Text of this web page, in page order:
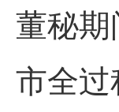
董秘
市全